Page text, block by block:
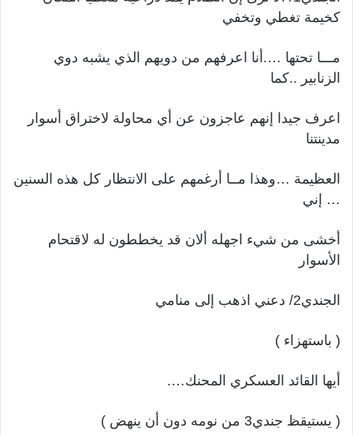
كخيمة تغطي وتخفي
مـــا تحتها ….أنا اعرفهم من دويهم الذي يشبه دوي
الزنابير ..كما
اعرف جيدا إنهم عاجزون عن أي محاولة لاختراق أسوار
مدينتنا
العظيمة …وهذا مــا أرغمهم على الانتظار كل هذه السنين
… إني
أخشى من شيء اجهله ألان قد يخططون له لاقتحام
الأسوار
الجندي2/ دعني اذهب إلى منامي
( باستهزاء )
أيها القائد العسكري المحنك….
( يستيقظ جندي3 من نومه دون أن ينهض )